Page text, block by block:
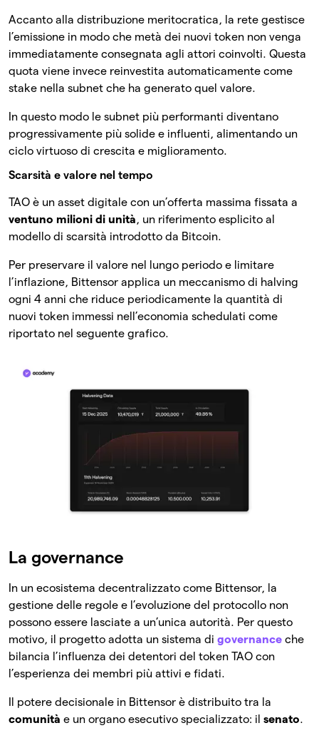
Accanto alla distribuzione meritocratica, la rete gestisce
l’emissione in modo che metà dei nuovi token non venga
immediatamente consegnata agli attori coinvolti. Questa
quota viene invece reinvestita automaticamente come
stake nella subnet che ha generato quel valore.
In questo modo le subnet più performanti diventano
progressivamente più solide e influenti, alimentando un
ciclo virtuoso di crescita e miglioramento.
Scarsità e valore nel tempo
TAO è un asset digitale con un’offerta massima fissata a
ventuno milioni di unità, un riferimento esplicito al
modello di scarsità introdotto da Bitcoin.
Per preservare il valore nel lungo periodo e limitare
l’inflazione, Bittensor applica un meccanismo di halving
ogni 4 anni che riduce periodicamente la quantità di
nuovi token immessi nell’economia schedulati come
riportato nel seguente grafico.
La governance
In un ecosistema decentralizzato come Bittensor, la
gestione delle regole e l’evoluzione del protocollo non
possono essere lasciate a un’unica autorità. Per questo
motivo, il progetto adotta un sistema di governance che
bilancia l’influenza dei detentori del token TAO con
l’esperienza dei membri più attivi e fidati.
Il potere decisionale in Bittensor è distribuito tra la
comunità e un organo esecutivo specializzato: il senato.